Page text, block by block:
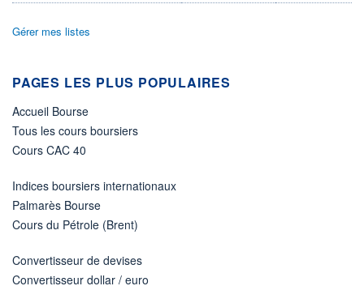
RISQUE DU FONDS (SRI)
3/7
Gérer mes listes
PAGES LES PLUS POPULAIRES
Accueil Bourse
Tous les cours boursiers
Cours CAC 40
Indices boursiers internationaux
Palmarès Bourse
Cours du Pétrole (Brent)
Convertisseur de devises
Convertisseur dollar / euro